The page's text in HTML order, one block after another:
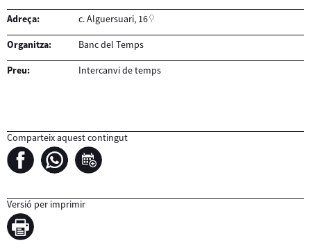
Adreça: c. Alguersuari, 16
Organitza: Banc del Temps
Preu: Intercanvi de temps
Comparteix aquest contingut
Versió per imprimir